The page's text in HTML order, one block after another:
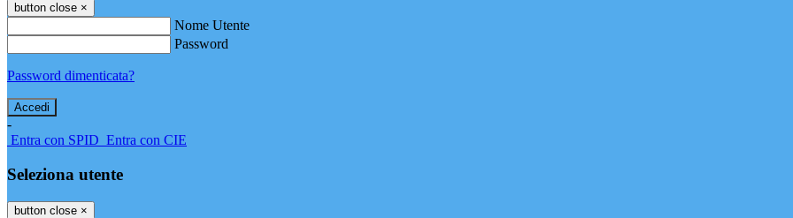
button close ×
Nome Utente
Password
Password dimenticata?
-
Entra con SPID Entra con CIE
Seleziona utente
button close ×